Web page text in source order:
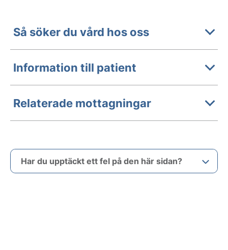
Så söker du vård hos oss
Information till patient
Relaterade mottagningar
Har du upptäckt ett fel på den här sidan?